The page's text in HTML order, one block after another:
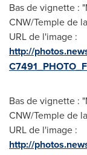
Bas de vignette :
CNW/Temple de
URL de l'image :
http://
Bas de vignette :
CNW/Temple de
URL de l'image :
http://